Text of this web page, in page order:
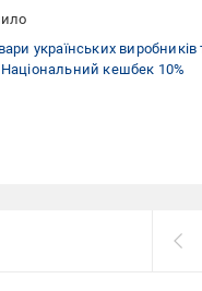
українських виробників
кешбек 10%